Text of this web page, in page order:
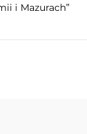
i Mazurach”